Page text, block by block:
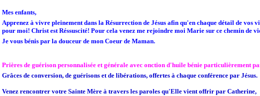
Mes enfants,
Apprenez à vivre pleinement dans la Résurrection de Jésus afin qu'en chaque détail de vos
pour moi! Christ est Réssuscité! Pour cela venez me rejoindre moi Marie sur ce chemin de
Je vous bénis par la douceur de mon Coeur de Maman.
Prières de guérison personnalisée et générale avec onction d'huile bénie particulièrement
Grâces de conversion, de guérisons et de libérations, offertes à chaque conférence par Jésus.
Venez rencontrer votre Sainte Mère à travers les paroles qu'Elle vient offrir par Catherine,